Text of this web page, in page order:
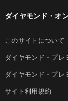
ダイヤモンド・オ
このサイトについて
ダイヤモンド・プレ
ダイヤモンド・プレ
サイト利用規約